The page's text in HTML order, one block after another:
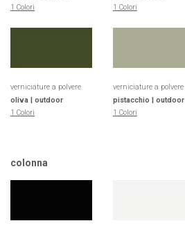
1 Colori
1 Colori
verniciature a polvere
oliva | outdoor
1 Colori
verniciature a polvere
pistacchio | outdoor
1 Colori
colonna